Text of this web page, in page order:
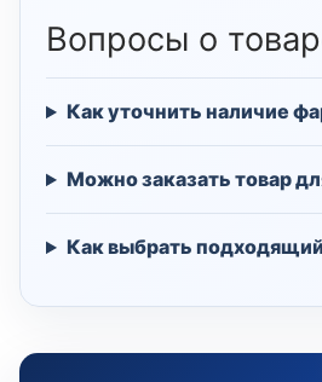
Вопросы о
Как уточнить наличие
Можно заказать товар
Как выбрать